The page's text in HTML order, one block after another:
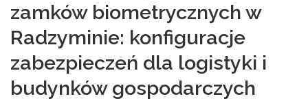
zamków biometrycznych w
Radzyminie: konfiguracje
zabezpieczeń dla logistyki i
budynków gospodarczych